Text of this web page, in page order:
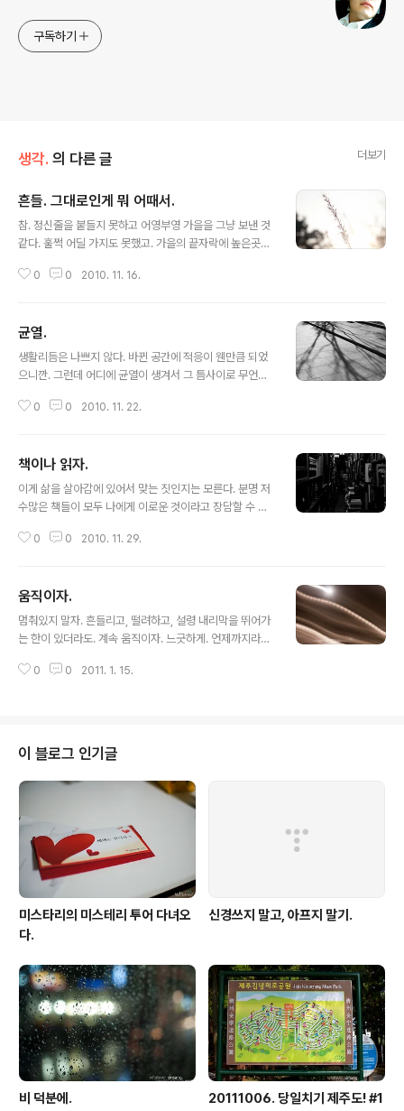
구독하기
생각. 의 다른 글 더보기
흔들. 그대로인게 뭐 어때서.
참. 정신줄을 붙들지 못하고 어영부영 가을을 그냥 보낸 것
같다. 훌쩍 어딜 가지도 못했고. 가을의 끝자락에 높은곳으
읽지 못했다. 그저 조용하게 계속 흔들렸을 뿐. 변하지 않는
아닐거다. 분명. 혼돈의 chaos 다. 레알 진짜로.
0 0 2010. 11. 16.
균열.
생활리듬은 나쁘지 않다. 바뀐 공간에 적응이 웬만큼 되었
으니깐. 그런데 어디에 균열이 생겨서 그 틈사이로 무언가
러대고. 먹어대고. 올해. 가을은 참 이상하다. 이제 겨울이
0 0 2010. 11. 22.
책이나 읽자.
이게 삶을 살아감에 있어서 맞는 짓인지는 모른다. 분명 저
수많은 책들이 모두 나에게 이로운 것이라고 장담할 수 없
람으로만 보일수도 있기에. ... 더 이상 다른걸로 감정을 상
로.
0 0 2010. 11. 29.
움직이자.
멈춰있지 말자. 흔들리고, 떨려하고, 설령 내리막을 뛰어가
는 한이 있더라도. 계속 움직이자. 느긋하게. 언제까지라도
직임. 올 한해 목표로 삼자. 그게 무엇을 초래할지는 몰라
0 0 2011. 1. 15.
이 블로그 인기글
미스타리의 미스테리 투어 다녀오
다.
신경쓰지 말고, 아프지 말기.
비 덕분에.
20111006. 당일치기 제주도! #1